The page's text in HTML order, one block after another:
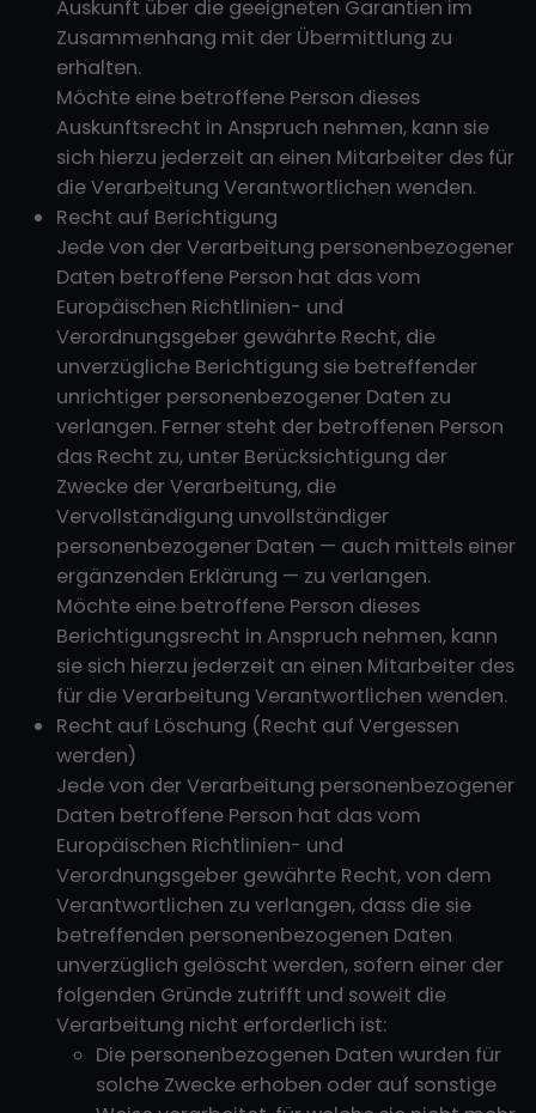
Auskunft über die geeigneten Garantien im
Zusammenhang mit der Übermittlung zu
erhalten.
Möchte eine betroffene Person dieses
Auskunftsrecht in Anspruch nehmen, kann sie
sich hierzu jederzeit an einen Mitarbeiter des für
die Verarbeitung Verantwortlichen wenden.
Recht auf Berichtigung
Jede von der Verarbeitung personenbezogener
Daten betroffene Person hat das vom
Europäischen Richtlinien- und
Verordnungsgeber gewährte Recht, die
unverzügliche Berichtigung sie betreffender
unrichtiger personenbezogener Daten zu
verlangen. Ferner steht der betroffenen Person
das Recht zu, unter Berücksichtigung der
Zwecke der Verarbeitung, die
Vervollständigung unvollständiger
personenbezogener Daten — auch mittels einer
ergänzenden Erklärung — zu verlangen.
Möchte eine betroffene Person dieses
Berichtigungsrecht in Anspruch nehmen, kann
sie sich hierzu jederzeit an einen Mitarbeiter des
für die Verarbeitung Verantwortlichen wenden.
Recht auf Löschung (Recht auf Vergessen
werden)
Jede von der Verarbeitung personenbezogener
Daten betroffene Person hat das vom
Europäischen Richtlinien- und
Verordnungsgeber gewährte Recht, von dem
Verantwortlichen zu verlangen, dass die sie
betreffenden personenbezogenen Daten
unverzüglich gelöscht werden, sofern einer der
folgenden Gründe zutrifft und soweit die
Verarbeitung nicht erforderlich ist:
Die personenbezogenen Daten wurden für
solche Zwecke erhoben oder auf sonstige